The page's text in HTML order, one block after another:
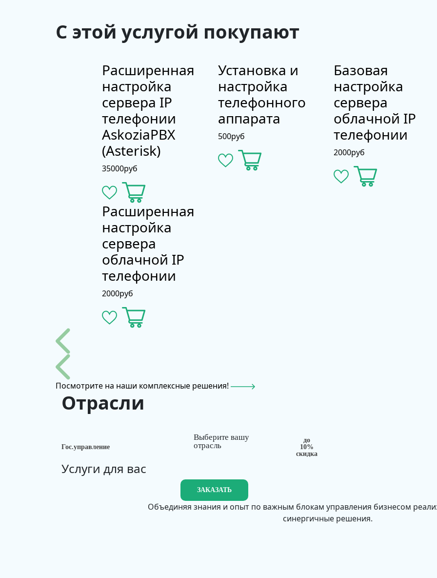
С этой услугой покупают
Расширенная
настройка
сервера IP
телефонии
AskoziaPBX
(Asterisk)
35000руб
Установка и
настройка
телефонного
аппарата
500руб
Базовая
настройка
сервера
облачной IP
телефонии
2000руб
Расширенная
настройка
сервера
облачной IP
телефонии
2000руб
Посмотрите на наши комплексные решения!
Отрасли
Гос.управление
Выберите вашу
отрасль
до
10%
скидка
Услуги для вас
ЗАКАЗАТЬ
Объединяя знания и опыт по важным блокам управления бизнесом
синергичные решения.